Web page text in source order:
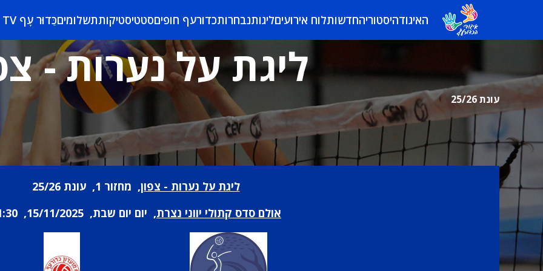
האיגודהיסטוריהחדשותלוח אירועיםליגותנבחרותכדורעף חופיםסטטיסטיקותתשלומיםכַּדוּר עָף TV
ליגת על נערות -
עונת 25/26
ליגת על נערות - צפון, מחזור 1, עונת 25/26
אולם סדס קתולי יווני נצרת, יום יום שבת, 15/11/2025, 11:30